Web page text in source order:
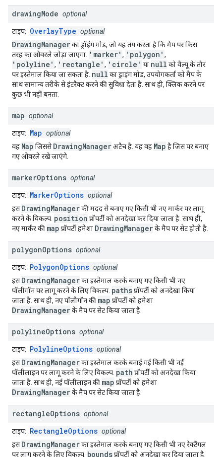
drawingMode optional
टाइप: OverlayType optional
DrawingManagerका ड्रॉइंग मोड, जो यह तय करता है कि मैप पर किस
तरह का ओवरले जोड़ा जाएगा. 'marker' , 'polygon' ,
'polyline' , 'rectangle' , 'circle' या null को वैल्यू के तौर
पर इस्तेमाल किया जा सकता है. null का ड्राइंग मोड, उपयोगकर्ता को मैप के
साथ सामान्य तरीके से इंटरैक्ट करने की सुविधा देता है. साथ ही, क्लिक करने पर
कुछ भी नहीं बनता.
map optional
टाइप: Map optional
वह Map जिससेDrawingManagerअटैच है. यह वह Map है जिस पर बनाए
गए ओवरले रखे जाएंगे.
markerOptions optional
टाइप: MarkerOptions optional
इसDrawingManagerकी मदद से बनाए गए किसी भी नए मार्कर पर लागू
करने के विकल्प. position प्रॉपर्टी को अनदेखा कर दिया जाता है. साथ ही,
नए मार्कर की map प्रॉपर्टी हमेशा DrawingManagerके मैप पर सेट होती है.
polygonOptions optional
टाइप: PolygonOptions optional
इसDrawingManagerका इस्तेमाल करके बनाए गए किसी भी नए
पॉलीगॉन पर लागू करने के लिए विकल्प. pathsप्रॉपर्टी को अनदेखा किया
जाता है. साथ ही, नए पॉलीगॉन की map प्रॉपर्टी को हमेशा
DrawingManagerके मैप पर सेट किया जाता है.
polylineOptions optional
टाइप: PolylineOptions optional
इसDrawingManagerका इस्तेमाल करके बनाई गई किसी भी नई
पॉलीलाइन पर लागू करने के लिए विकल्प. path प्रॉपर्टी को अनदेखा किया
जाता है. साथ ही, नई पॉलीलाइन की map प्रॉपर्टी को हमेशा
DrawingManagerके मैप पर सेट किया जाता है.
rectangleOptions optional
टाइप: RectangleOptions optional
इसDrawingManagerका इस्तेमाल करके बनाए गए किसी भी नए रेक्टैंगल
पर लागू करने के लिए विकल्प. boundsप्रॉपर्टी को अनदेखा कर दिया जाता है.